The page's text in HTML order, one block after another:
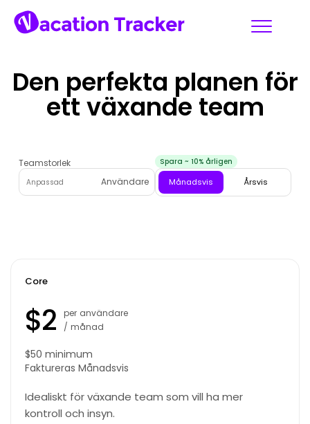
Den perfekta planen för
ett växande team
Teamstorlek
Användare
Faktureringsperiod
Spara ~ 10% årligen
Månadsvis Årsvis
Core
$2
per användare
/ månad
$50 minimum
Faktureras Månadsvis
Idealiskt för växande team som vill ha mer
kontroll och insyn.